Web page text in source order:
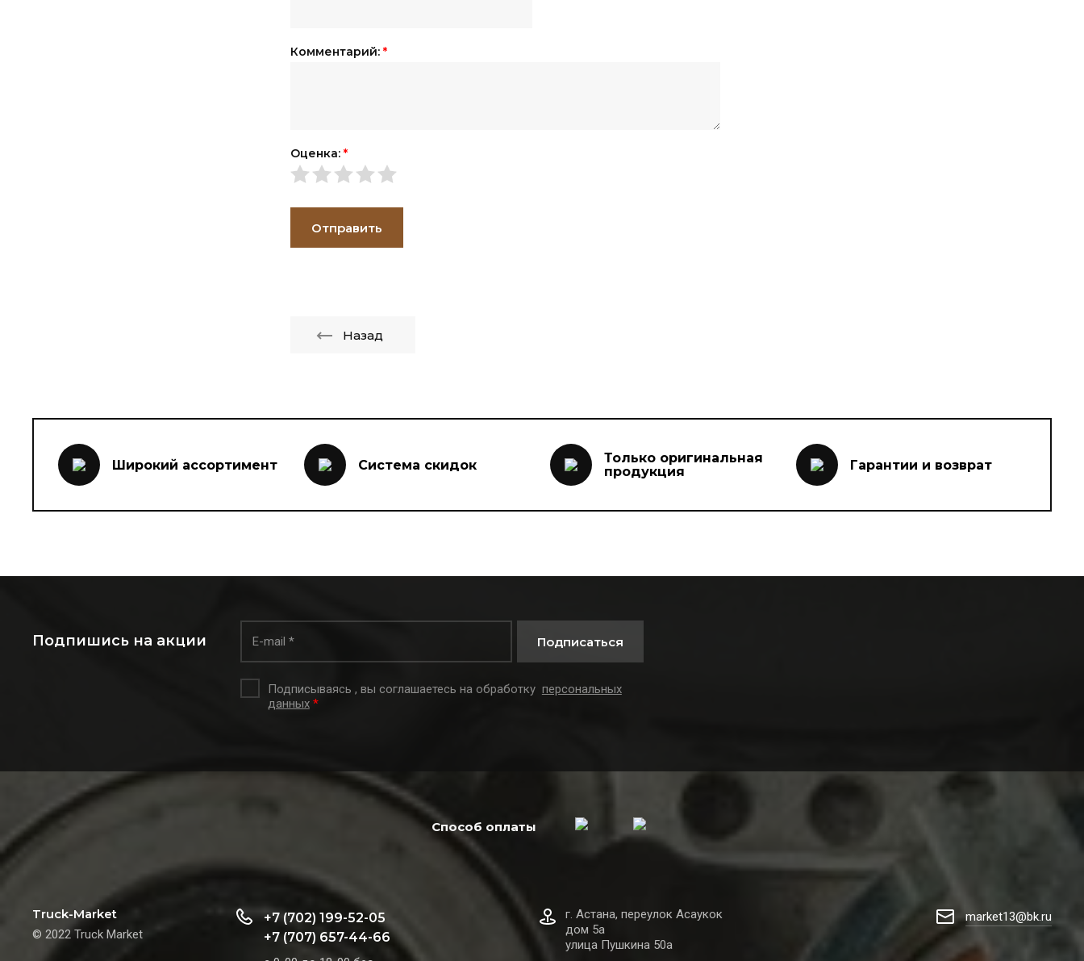
Комментарий: *
Оценка: *
Отправить
Назад
Широкий ассортимент Система скидок
Только оригинальная
продукция
Гарантии и возврат
Подпишись на акции
Подписываясь , вы соглашаетесь на обработку персональных
данных *
Подписаться
Способ оплаты
Truck-Market
© 2022 Truck Market
+7 (702) 199-52-05
+7 (707) 657-44-66
г. Астана, переулок Асаукок
дом 5а
улица Пушкина 50а
market13@bk.ru